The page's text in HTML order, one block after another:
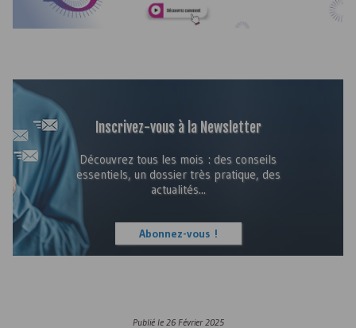
Inscrivez-vous à la Newsletter
Découvrez tous les mois : des conseils
essentiels, un dossier très pratique, des
actualités...
Abonnez-vous !
Publié le 26 Février 2025